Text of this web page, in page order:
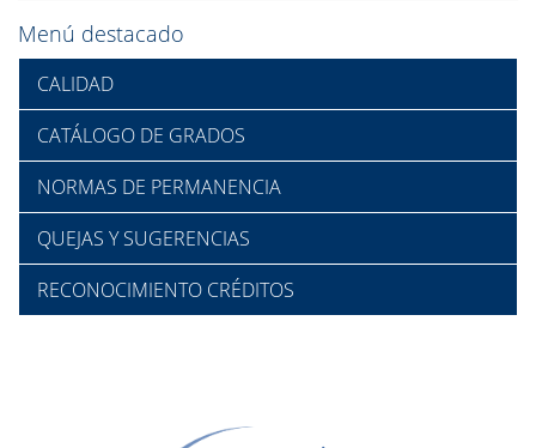
Menú destacado
CALIDAD
CATÁLOGO DE GRADOS
NORMAS DE PERMANENCIA
QUEJAS Y SUGERENCIAS
RECONOCIMIENTO CRÉDITOS